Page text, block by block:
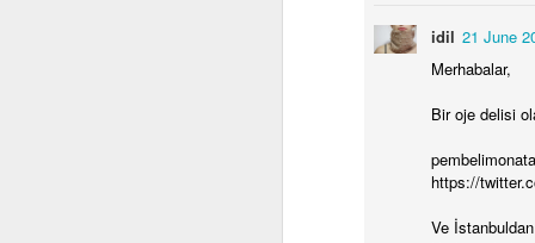
idil 21 June
Merhabalar,
Bir oje delisi
https://
Ve